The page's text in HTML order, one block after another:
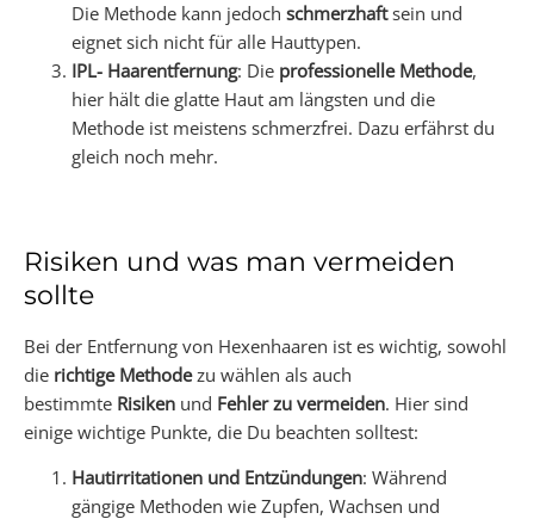
Die Methode kann jedoch schmerzhaftsein und
eignet sich nicht für alle Hauttypen.
IPL- Haarentfernung: Die professionelle Methode,
hier hält die glatte Haut am längsten und die
Methode ist meistens schmerzfrei. Dazu erfährst du
gleich noch mehr.
Risiken und was man vermeiden
sollte
Bei der Entfernung von Hexenhaaren ist es wichtig, sowohl
die richtige Methodezu wählen als auch
bestimmte Risiken und Fehler zu vermeiden. Hier sind
einige wichtige Punkte, die Du beachten solltest:
Hautirritationen und Entzündungen: Während
gängige Methoden wie Zupfen, Wachsen und